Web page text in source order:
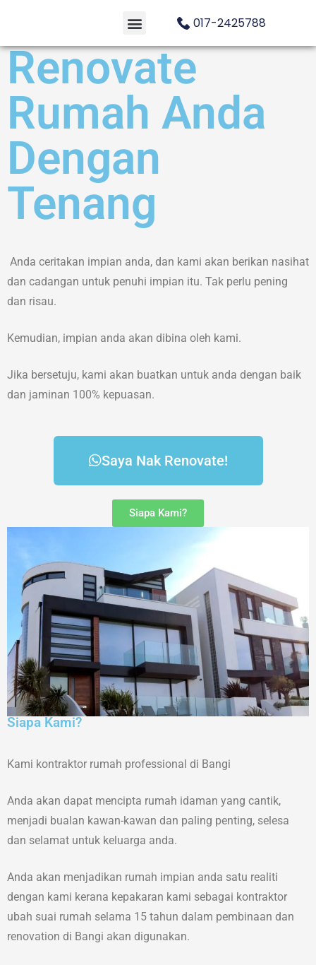
017-2425788
Renovate
Rumah Anda
Dengan
Tenang
Anda ceritakan impian anda, dan kami akan berikan nasihat
dan cadangan untuk penuhi impian itu. Tak perlu pening
dan risau.
Kemudian, impian anda akan dibina oleh kami.
Jika bersetuju, kami akan buatkan untuk anda dengan baik
dan jaminan 100% kepuasan.
Saya Nak Renovate!
Siapa Kami?
Siapa Kami?
Kami kontraktor rumah professional di Bangi
Anda akan dapat mencipta rumah idaman yang cantik,
menjadi bualan kawan-kawan dan paling penting, selesa
dan selamat untuk keluarga anda.
Anda akan menjadikan rumah impian anda satu realiti
dengan kami kerana kepakaran kami sebagai kontraktor
ubah suai rumah selama 15 tahun dalam pembinaan dan
renovation di Bangi akan digunakan.